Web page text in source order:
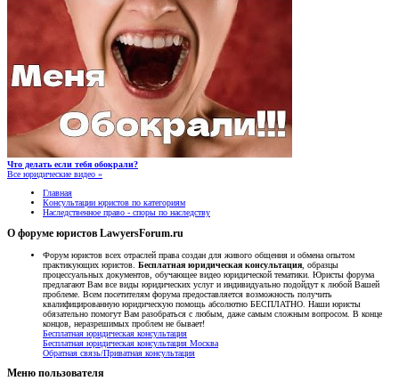
Что делать если тебя обокрали?
Все юридические видео »
Главная
Консультации юристов по категориям
Наследственное право - споры по наследству
О форуме юристов LawyersForum.ru
Форум юристов всех отраслей права создан для живого общения и обмена опытом
практикующих юристов. Бесплатная юридическая консультация , образцы
процессуальных документов, обучающее видео юридической тематики. Юристы форума
предлагают Вам все виды юридических услуг и индивидуально подойдут к любой Вашей
проблеме. Всем посетителям форума предоставляется возможность получить
квалифицированную юридическую помощь абсолютно БЕСПЛАТНО. Наши юристы
обязательно помогут Вам разобраться с любым, даже самым сложным вопросом. В конце
концов, неразрешимых проблем не бывает!
Бесплатная юридическая консультация
Бесплатная юридическая консультация Москва
Обратная связь/Приватная консультация
Меню пользователя